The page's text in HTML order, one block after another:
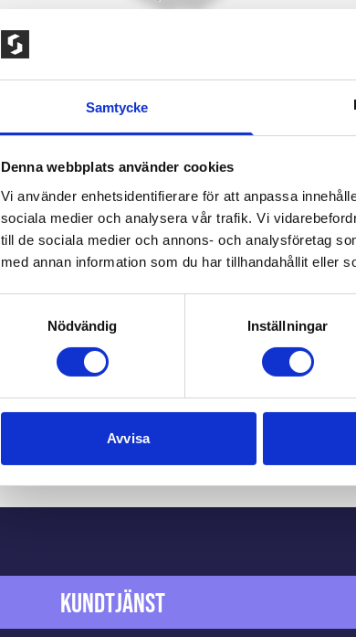
Samtycke
Denna webbplats använder cookies
Vi använder enhetsidentifierare för att anpassa
sociala medier och analysera vår trafik. Vi
till de sociala medier och annons- och analysföretag
med annan information som du har tillhandahållit eller
Nödvändig
Inställningar
Avvisa
Du
Kundtjänst